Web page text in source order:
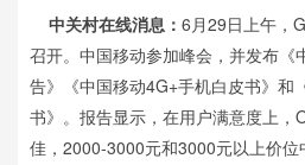
中关村在线消息： 6月29日上午，
召开。中国移动参加峰会，并发布《
告》《中国移动4G+手机白皮书》和
书》。报告显示，在用户满意度上，
佳，2000-3000元和3000元以上价